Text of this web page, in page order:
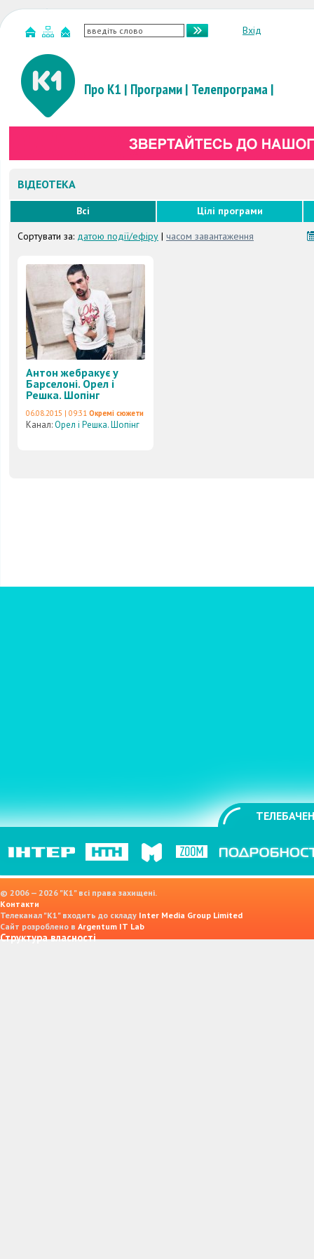
Вхід
Про К1 | Програми| Телепрограма|
ВІДЕОТЕКА
Всі
Цілі програми
Сортувати за: датою події/ефіру | часом завантаження
Антон жебракує у
Барселоні. Орел і
Решка. Шопінг
06.08.2015 | 09:31 Окремі сюжети
Канал:Орел і Решка. Шопінг
© 2006 — 2026 "K1" всі права захищені.
Контакти
Телеканал "К1" входить до складу Inter Media Group Limited
Сайт розроблено в Argentum IT Lab
Структура власності